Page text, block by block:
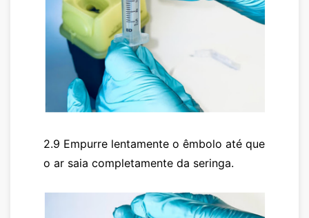
2.9 Empurre lentamente o êmbolo até que
o ar saia completamente da seringa.